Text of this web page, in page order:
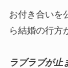
お付き合いを
ら結婚の行方
ラブラブが止